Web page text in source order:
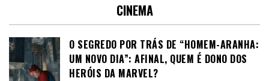
CINEMA
O SEGREDO POR TRÁS DE “HOMEM-ARANHA:
UM NOVO DIA”: AFINAL, QUEM É DONO DOS
HERÓIS DA MARVEL?